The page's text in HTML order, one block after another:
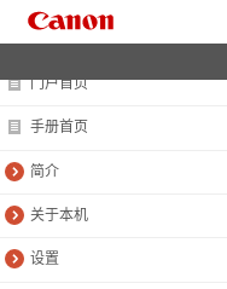
门户首页
手册首页
简介
关于本机
设置